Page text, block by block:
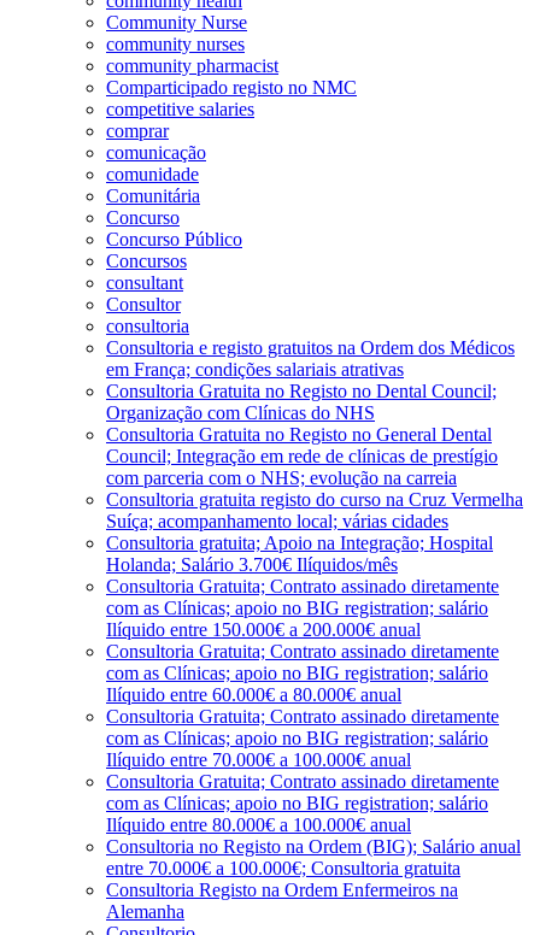
Community Nurse
community nurses
community pharmacist
Comparticipado registo no NMC
competitive salaries
comprar
comunicação
comunidade
Comunitária
Concurso
Concurso Público
Concursos
consultant
Consultor
consultoria
Consultoria e registo gratuitos na Ordem dos Médicos
em França; condições salariais atrativas
Consultoria Gratuita no Registo no Dental Council;
Organização com Clínicas do NHS
Consultoria Gratuita no Registo no General Dental
Council; Integração em rede de clínicas de prestígio
com parceria com o NHS; evolução na carreia
Consultoria gratuita registo do curso na Cruz Vermelha
Suíça; acompanhamento local; várias cidades
Consultoria gratuita; Apoio na Integração; Hospital
Holanda; Salário 3.700€ Ilíquidos/mês
Consultoria Gratuita; Contrato assinado diretamente
com as Clínicas; apoio no BIG registration; salário
Ilíquido entre 150.000€ a 200.000€ anual
Consultoria Gratuita; Contrato assinado diretamente
com as Clínicas; apoio no BIG registration; salário
Ilíquido entre 60.000€ a 80.000€ anual
Consultoria Gratuita; Contrato assinado diretamente
com as Clínicas; apoio no BIG registration; salário
Ilíquido entre 70.000€ a 100.000€ anual
Consultoria Gratuita; Contrato assinado diretamente
com as Clínicas; apoio no BIG registration; salário
Ilíquido entre 80.000€ a 100.000€ anual
Consultoria no Registo na Ordem (BIG); Salário anual
entre 70.000€ a 100.000€; Consultoria gratuita
Consultoria Registo na Ordem Enfermeiros na
Alemanha